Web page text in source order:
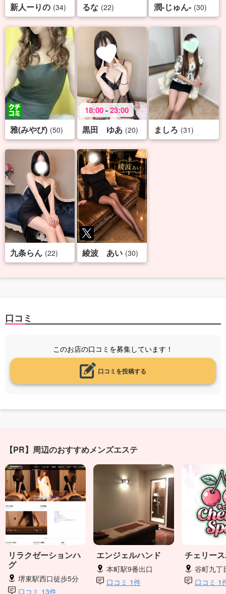
新人ーりの (34) るな (22) 潤-じゅん- (30)
雅(みやび) (50)
18:00-23:00
黒田 ゆあ (20) ましろ (31)
九条らん (22) 綾波 あい (30)
口コミ
このお店の口コミを募集しています！
口コミを投稿する
【PR】周辺のおすすめメンズエステ
リラクゼーションハ
グ
堺東駅西口徒歩5分
口コミ 13件
エンジェルハンド
本町駅9番出口
口コミ 1件
チェリー
谷町九丁
口コミ 1